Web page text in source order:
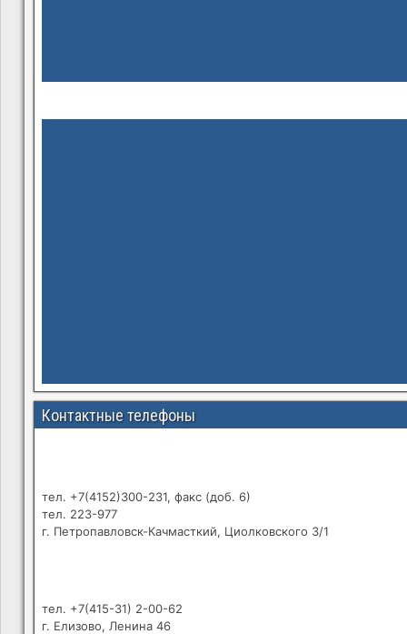
Контактные телефоны
тел. +7(4152)300-231, факс (доб. 6)
тел. 223-977
г. Петропавловск-Качмасткий, Циолковского 3/1
тел. +7(415-31) 2-00-62
г. Елизово, Ленина 46